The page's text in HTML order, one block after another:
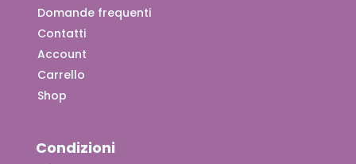
Domande frequenti
Contatti
Account
Carrello
Shop
Condizioni